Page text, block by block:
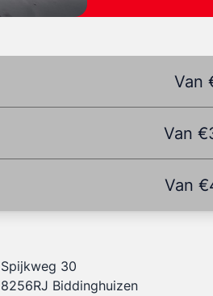
Van
Van
Van
Spijkweg 30
8256RJ Biddinghuizen